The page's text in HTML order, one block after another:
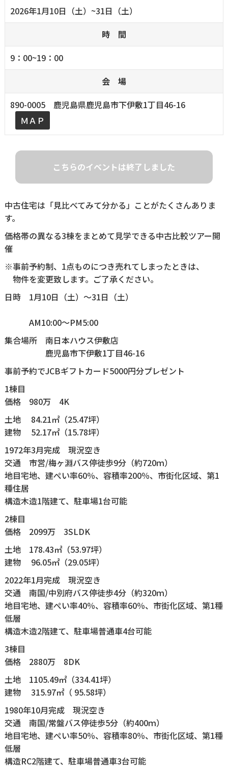
2026年1月10日（土）~31日（土）
時 間
9：00~19：00
会 場
890-0005 鹿児島県鹿児島市下伊敷1丁目46-16
ＭＡＰ
こちらのイベントは終了しました
中古住宅は「見比べてみて分かる」ことがたくさんありま
す。
価格帯の異なる3棟をまとめて見学できる中古比較ツアー開
催
※事前予約制、1点ものにつき売れてしまったときは、
物件を変更致します。ご了承ください。
日時 1月10日（土）～31日（土）
AM10:00～PM5:00
集合場所 南日本ハウス伊敷店
鹿児島市下伊敷1丁目46-16
事前予約でJCBギフトカード5000円分プレゼント
1棟目
価格 980万 4K
土地 84.21㎡（25.47坪）
建物 52.17㎡（15.78坪）
1972年3月完成 現況空き
交通 市営/梅ヶ淵バス停徒歩9分（約720ｍ）
地目宅地、建ぺい率60％、容積率200％、市街化区域、第1
種住居
構造木造1階建て、駐車場1台可能
2棟目
価格 2099万 3SLDK
土地 178.43㎡（53.97坪）
建物 96.05㎡（29.05坪）
2022年1月完成 現況空き
交通 南国/中別府バス停徒歩4分（約320ｍ）
地目宅地、建ぺい率40％、容積率60％、市街化区域、第1種
低層
構造木造2階建て、駐車場普通車4台可能
3棟目
価格 2880万 8DK
土地 1105.49㎡（334.41坪）
建物 315.97㎡（ 95.58坪）
1980年10月完成 現況空き
交通 南国/常盤バス停徒歩5分（約400ｍ）
地目宅地、建ぺい率50％、容積率80％、市街化区域、第1種
低層
構造RC2階建て、駐車場普通車3台可能